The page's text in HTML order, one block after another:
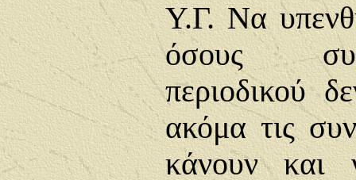
Υ.Γ. Να
όσους
περιοδικού
ακόμα τις
κάνουν και